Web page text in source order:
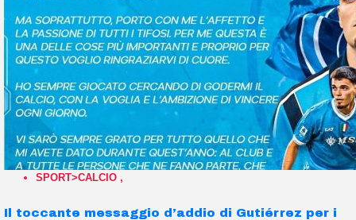
SPORT>CALCIO ,
Il toccante messaggio d’addio di Gutiérrez per i